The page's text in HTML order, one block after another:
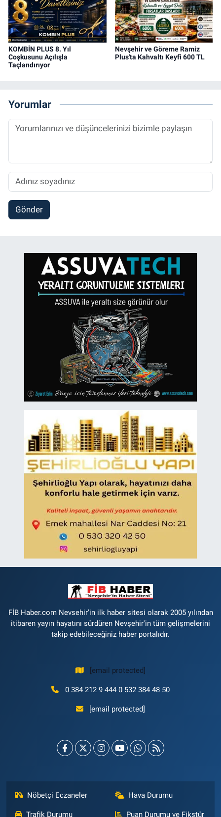
KOMBİN PLUS 8. Yıl
Coşkusunu Açılışla
Taçlandırıyor
Nevşehir ve Göreme Ramiz
Plus'ta Kahvaltı Keyfi 600 TL
Yorumlar
Gönder
FİB Haber.com Nevsehir'in ilk haber sitesi olarak 2005 yılından
itibaren yayın hayatını sürdüren Nevşehir'in tüm gelişmelerini
takip edebileceğiniz haber portalıdır.
[email protected]
0 384 212 9 444 0 532 384 48 50
[email protected]
Nöbetçi Eczaneler Hava Durumu
Trafik Durumu Puan Durumu ve Fikstür